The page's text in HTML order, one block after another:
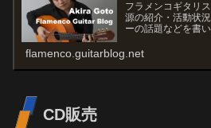
フラメンコギタリ
源の紹介・活動状
ーの話題などを書い
flamenco.guitarblog.net
CD販売